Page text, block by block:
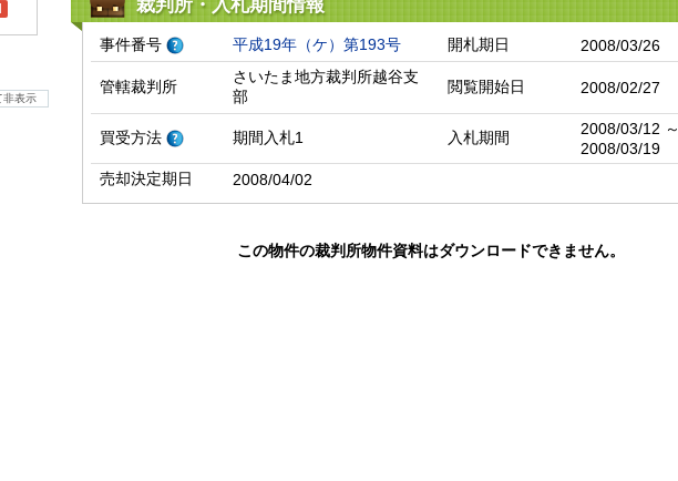
非表示
裁判所・入札期間情報
事件番号 平成19年（ケ）第193号 開札期日 2008/03/26
管轄裁判所
さいたま地方裁判所越谷支
部
閲覧開始日 2008/02/27
買受方法 期間入札1 入札期間
2008/03/12 ～
2008/03/19
売却決定期日
2008/04/02
この物件の裁判所物件資料はダウンロードできません。